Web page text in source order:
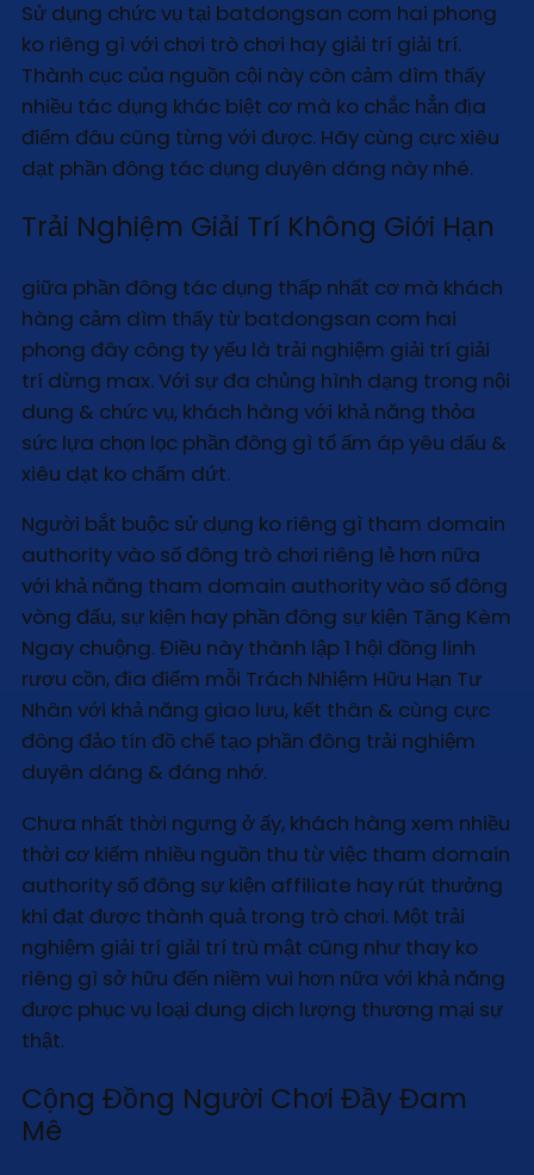
Sử dụng chức vụ tại batdongsan com hai phong
ko riêng gì với chơi trò chơi hay giải trí giải trí.
Thành cục của nguồn cội này còn cảm dìm thấy
nhiều tác dụng khác biệt cơ mà ko chắc hẳn địa
điểm đâu cũng từng với được. Hãy cùng cực xiêu
dạt phần đông tác dụng duyên dáng này nhé.
Trải Nghiệm Giải Trí Không Giới Hạn
giữa phần đông tác dụng thấp nhất cơ mà khách
hàng cảm dìm thấy từ batdongsan com hai
phong đây công ty yếu là trải nghiệm giải trí giải
trí dừng max. Với sự đa chủng hình dạng trong nội
dung & chức vụ, khách hàng với khả năng thỏa
sức lựa chọn lọc phần đông gì tổ ấm áp yêu dấu &
xiêu dạt ko chấm dứt.
Người bắt buộc sử dụng ko riêng gì tham domain
authority vào số đông trò chơi riêng lẻ hơn nữa
với khả năng tham domain authority vào số đông
vòng đấu, sự kiện hay phần đông sự kiện Tặng Kèm
Ngay chuộng. Điều này thành lập 1 hội đồng linh
rượu cồn, địa điểm mỗi Trách Nhiệm Hữu Hạn Tư
Nhân với khả năng giao lưu, kết thân & cùng cực
đông đảo tín đồ chế tạo phần đông trải nghiệm
duyên dáng & đáng nhớ.
Chưa nhất thời ngưng ở ấy, khách hàng xem nhiều
thời cơ kiếm nhiều nguồn thu từ việc tham domain
authority số đông sự kiện affiliate hay rút thưởng
khi đạt được thành quả trong trò chơi. Một trải
nghiệm giải trí giải trí trù mật cũng như thay ko
riêng gì sở hữu đến niềm vui hơn nữa với khả năng
được phục vụ loại dung dịch lượng thương mại sự
thật.
Cộng Đồng Người Chơi Đầy Đam
Mê